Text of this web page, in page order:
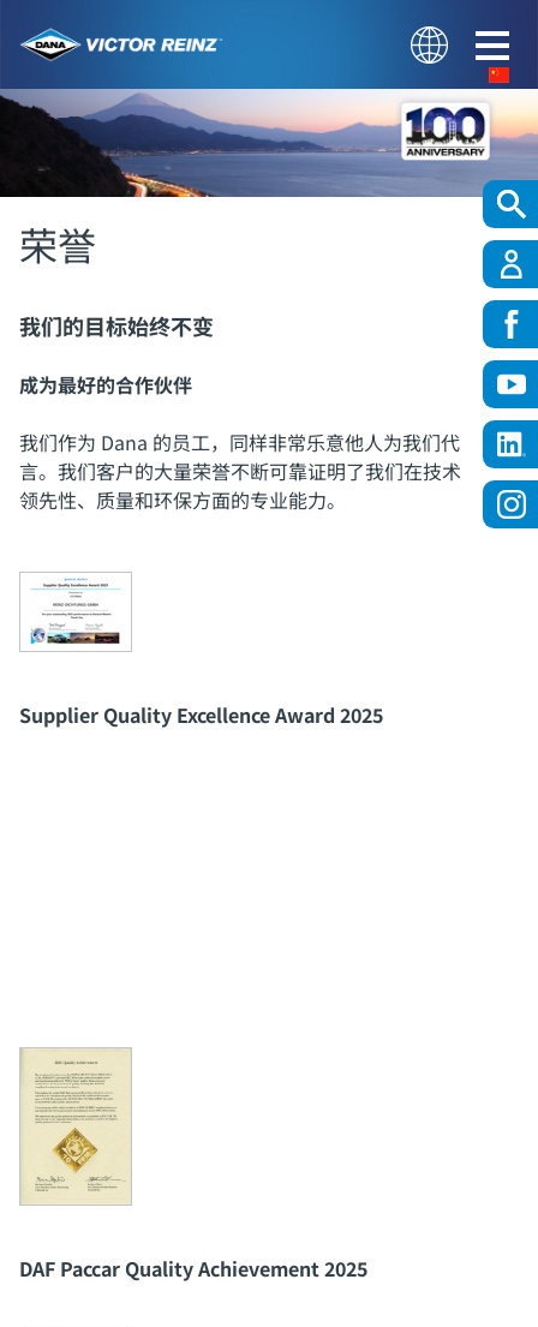
荣誉
我们的目标始终不变
成为最好的合作伙伴
我们作为 Dana 的员工，同样非常乐意他人为我们代
言。我们客户的大量荣誉不断可靠证明了我们在技术
领先性、质量和环保方面的专业能力。
Supplier Quality Excellence Award 2025
DAF Paccar Quality Achievement 2025